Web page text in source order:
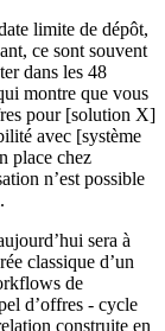
limite de dépôt,
ce sont souvent
dans les 48
montre que vous
pour [solution X]
avec [système
place chez
n’est possible
sera à
classique d’un
de
d’offres - cycle
construite en